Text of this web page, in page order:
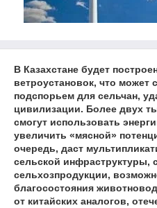
В Казахстане будет
ветроустановок, что может
подспорьем для сельчан,
цивилизации. Более двух
смогут использовать
увеличить «мясной»
очередь, даст
сельской инфраструктуры,
сельхозпродукции,
благосостояния
от китайских аналогов,